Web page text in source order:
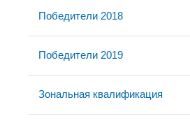
Победители 2018
Победители 2019
Зональная квалификация